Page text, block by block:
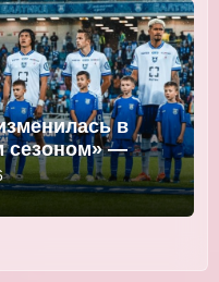
в
сезоном» —